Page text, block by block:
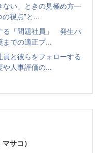
ない」ときの見極め方—
視点”と...
る「問題社員」 発生パ
までの適正プ...
と彼らをフォローする
や人事評価の...
サコ）